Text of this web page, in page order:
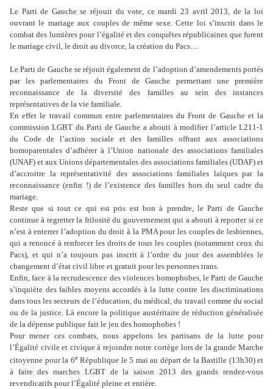
Le Parti de Gauche se réjouit du vote, ce mardi 23 avril 2013 , de la loi
ouvrant le mariage aux couples de même sexe. Cette loi s’inscrit dans le
combat des lumières pour l’égalitéet des conquêtes républicaines que furent
le mariage civil, le droit au divorce, la création du Pacs…
Le Parti de Gauche se réjouit également de l’adoption d’amendements portés
par les parlementaires du Front de Gauche permettant une première
reconnaissance de la diversité des familles au sein des instances
représentatives de la vie familiale.
En effet le travail commun entre parlementaires du Front de Gauche et la
commission LGBT du Parti de Gauche a abouti à modifier l’article L211-1
du Code de l’action sociale et des familles offrant aux associations
homoparentales d’adhérer à l’Union nationale des associations familiales
(UNAF) et aux Unions départementales des associations familiales (UDAF) et
d’accroitre la représentativité des associations familiales laïques par la
reconnaissance (enfin !) de l’existence des familles hors du seul cadre du
mariage.
Reste que si tout ce qui est pris est bon à prendre, le Parti de Gauche
continue à regretter la frilosité du gouvernement qui a abouti à reporter si ce
n’est à enterrer l’adoption du droit à la PMA pour les couples de lesbiennes,
qui a renoncé à renforcer les droits de tous les couples (notamment ceux du
Pacs), et qui n’a toujours pas inscrit à l’ordre du jour des assemblées le
changement d’état civil libre et gratuit pour les personnes trans.
Enfin, face à la recrudescence des violences homophobes, le Parti de Gauche
s’inquiète des faibles moyens accordés à la lutte contre les discriminations
dans tous les secteurs de l’éducation, du médical, du travail comme du social
ou de la justice . Là encore la politique austéritaire de réduction généralisée
de la dépense publique fait le jeu des homophobes !
Pour mener ces combats, nous appelons les partisans de la lutte pour
l’Égalité civile et civique à rejoindre notre cortège lors de la grande Marche
citoyenne pour la 6eRépublique le 5 mai au départ de la Bastille (13h30) et
à faire des marches LGBT de la saison 2013 des grands rendez-vous
revendicatifs pour l’Égalité pleine et entière.